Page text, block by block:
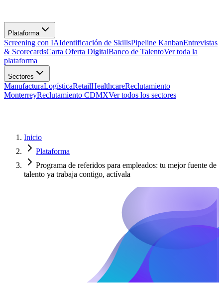
Screening con IAIdentificación de SkillsPipeline KanbanEntrevistas
& ScorecardsCarta Oferta DigitalBanco de TalentoVer toda la
plataforma
ManufacturaLogísticaRetailHealthcareReclutamiento
MonterreyReclutamiento CDMXVer todos los sectores
Inicio
Plataforma
Programa de referidos para empleados: tu mejor fuente de
talento ya trabaja contigo, actívala